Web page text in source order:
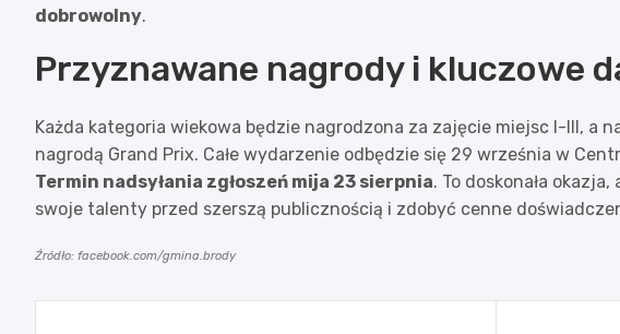
dobrowolny.
Przyznawane nagrody i kluczowe
Każda kategoria wiekowa będzie nagrodzona za zajęcie miejsc I-III, a
nagrodą Grand Prix. Całe wydarzenie odbędzie się 29 września w
Termin nadsyłania zgłoszeń mija 23 sierpnia. To doskonała
swoje talenty przed szerszą publicznością i zdobyć cenne
Źródło: facebook.com/gmina.brody